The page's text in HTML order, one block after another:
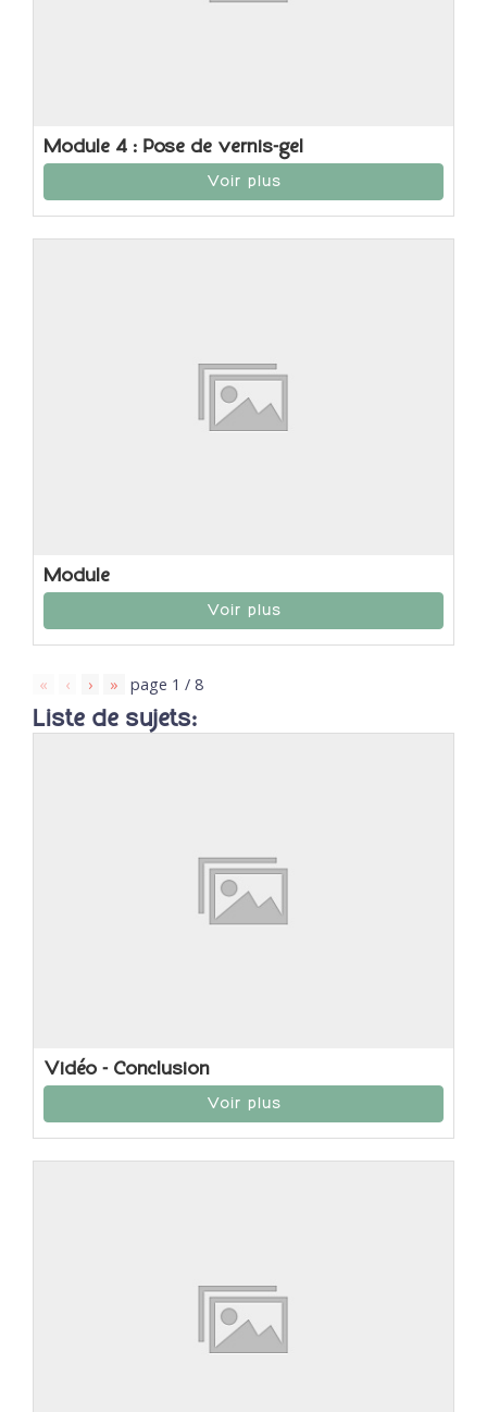
Module 4 : Pose de vernis-gel
Voir plus
Module
Voir plus
« ‹ › » page 1 / 8
Liste de sujets:
Vidéo - Conclusion
Voir plus